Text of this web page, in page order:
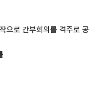
으로 간부회의를 격주로 공